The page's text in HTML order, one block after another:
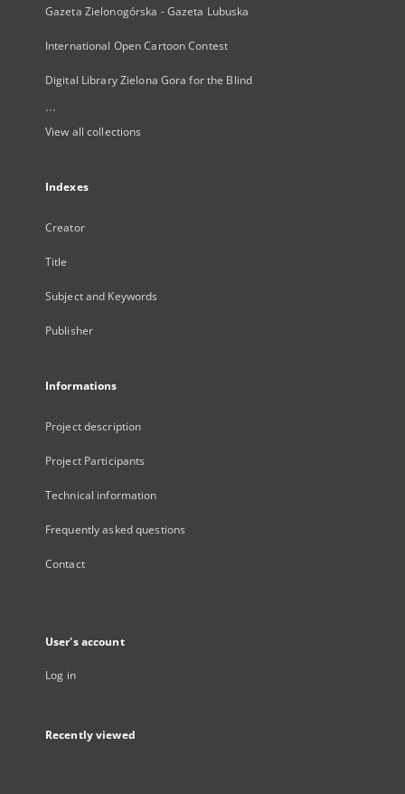
Gazeta Zielonogórska - Gazeta Lubuska
International Open Cartoon Contest
Digital Library Zielona Gora for the Blind
...
View all collections
Indexes
Creator
Title
Subject and Keywords
Publisher
Informations
Project description
Project Participants
Technical information
Frequently asked questions
Contact
User's account
Log in
Recently viewed